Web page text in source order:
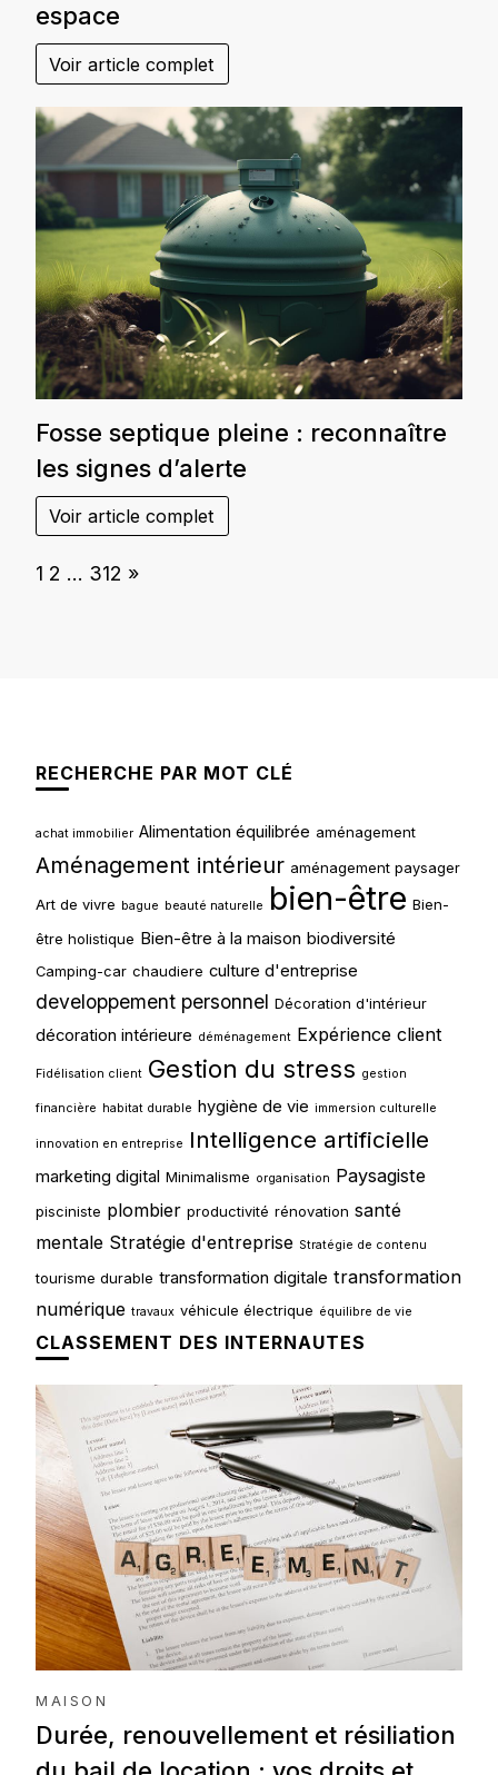
espace
Voir article complet
Fosse septique pleine : reconnaître
les signes d’alerte
Voir article complet
Page:
1 2 … 312 Next
»
RECHERCHE PAR MOT CLÉ
achat immobilier Alimentation équilibrée aménagement
Aménagement intérieur aménagement paysager
Art de vivre bague beauté naturelle bien-être Bien-
être holistique Bien-être à la maison biodiversité
Camping-car chaudiere culture d'entreprise
developpement personnel Décoration d'intérieur
décoration intérieure déménagement Expérience client
Fidélisation client Gestion du stress gestion
financière habitat durable hygiène de vie immersion culturelle
innovation en entreprise Intelligence artificielle
marketing digital Minimalisme organisation Paysagiste
pisciniste plombier productivité rénovation santé
mentale Stratégie d'entreprise Stratégie de contenu
tourisme durable transformation digitale transformation
numérique travaux véhicule électrique équilibre de vie
CLASSEMENT DES INTERNAUTES
MAISON
Durée, renouvellement et résiliation